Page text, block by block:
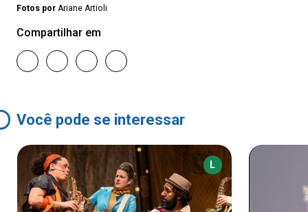
Fotos por Ariane Artioli
Compartilhar em
Você pode se interessar
L